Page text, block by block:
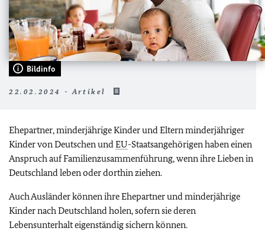
Bildinfo
22.02.2024 - Artikel
Ehepartner, minderjährige Kinder und Eltern minderjähriger
Kinder von Deutschen und EU-Staatsangehörigen haben einen
Anspruch auf Familienzusammenführung, wenn ihre Lieben in
Deutschland leben oder dorthin ziehen.
Auch Ausländer können ihre Ehepartner und minderjährige
Kinder nach Deutschland holen, sofern sie deren
Lebensunterhalt eigenständig sichern können.